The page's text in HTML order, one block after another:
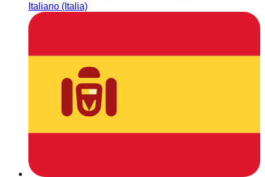
Italiano (Italia)